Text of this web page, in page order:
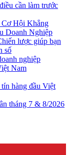
cần làm trước
Cơ Hội Khẳng
Doanh Nghiệp
lược giúp bạn
số
nghiệp
Nam
hàng đầu Việt
tháng 7 & 8/2026